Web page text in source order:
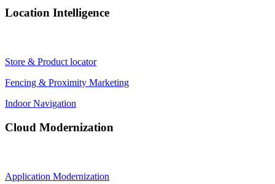
Location Intelligence
Store & Product locator
Fencing & Proximity Marketing
Indoor Navigation
Cloud Modernization
Application Modernization